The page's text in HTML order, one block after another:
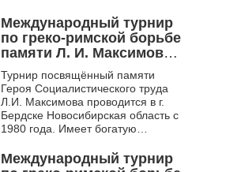
борцы начинали свой
спортивны...
Международный турнир
по греко-римской борьбе
памяти Л. И. Максимова.
Бердск. 1998 - 1999
Турнир посвящённый памяти
Героя Социалистического труда
Л.И. Максимова проводится в г.
Бердске Новосибирская область с
1980 года. Имеет богатую
борцы начинали свой
спортивны...
Международный турнир